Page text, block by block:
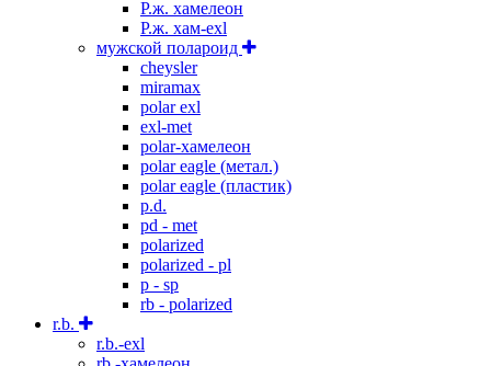
P.ж. хамелеон
Р.ж. хам-exl
мужской полароид
cheysler
miramax
polar exl
exl-met
polar-хамелеон
polar eagle (метал.)
polar eagle (пластик)
p.d.
pd - met
polarized
polarized - pl
p - sp
rb - polarized
r.b.
r.b.-exl